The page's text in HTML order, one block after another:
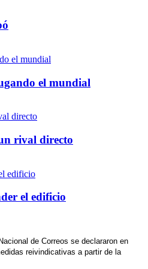
el mundial
rival directo
el edificio
de Correos se declararon en
reivindicativas a partir de la